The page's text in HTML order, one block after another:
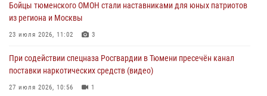
Бойцы тюменского ОМОН стали наставниками для юных патриотов
из региона и Москвы
23 июля 2026, 11:02 3
При содействии спецназа Росгвардии в Тюмени пресечён канал
поставки наркотических средств (видео)
27 июля 2026, 10:56 1